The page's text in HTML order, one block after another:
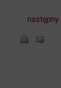
następny